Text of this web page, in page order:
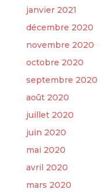
janvier 2021
décembre 2020
novembre 2020
octobre 2020
septembre 2020
août 2020
juillet 2020
juin 2020
mai 2020
avril 2020
mars 2020